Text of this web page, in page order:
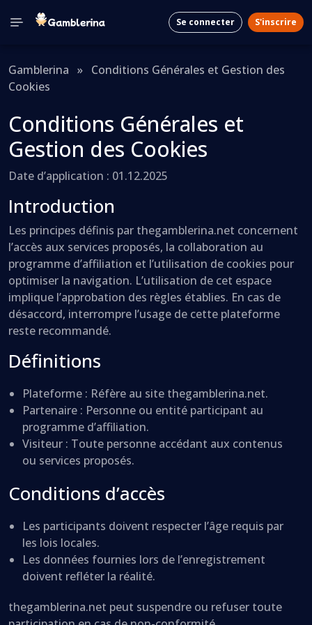
Se connecter S'inscrire
Gamblerina » Conditions Générales et Gestion des
Cookies
Conditions Générales et
Gestion des Cookies
Date d’application : 01.12.2025
Introduction
Les principes définis par thegamblerina.net concernent
l’accès aux services proposés, la collaboration au
programme d’affiliation et l’utilisation de cookies pour
optimiser la navigation. L’utilisation de cet espace
implique l’approbation des règles établies. En cas de
désaccord, interrompre l’usage de cette plateforme
reste recommandé.
Définitions
Plateforme : Réfère au site thegamblerina.net.
Partenaire : Personne ou entité participant au
programme d’affiliation.
Visiteur : Toute personne accédant aux contenus
ou services proposés.
Conditions d’accès
Les participants doivent respecter l’âge requis par
les lois locales.
Les données fournies lors de l’enregistrement
doivent refléter la réalité.
thegamblerina.net peut suspendre ou refuser toute